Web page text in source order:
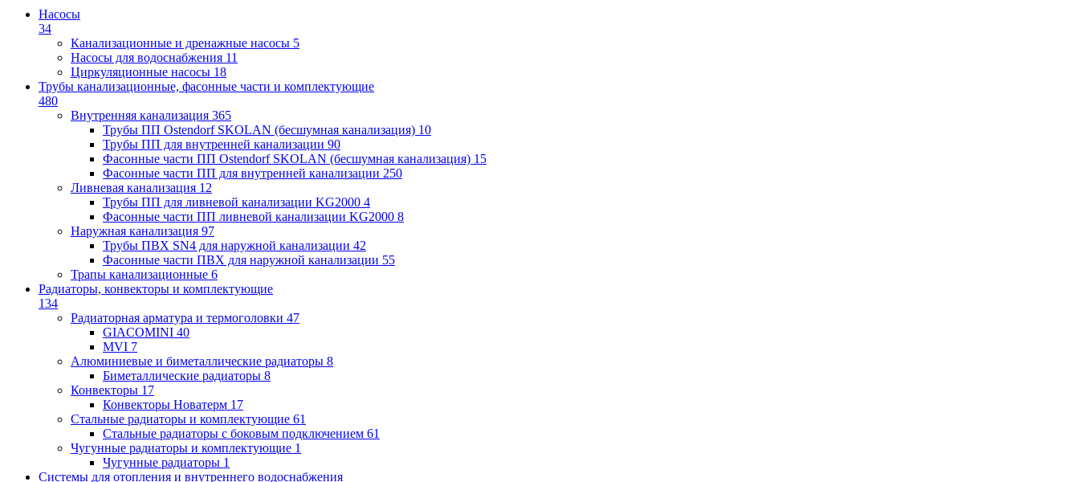
Насосы
34
Канализационные и дренажные насосы 5
Насосы для водоснабжения 11
Циркуляционные насосы 18
Трубы канализационные, фасонные части и комплектующие
480
Внутренняя канализация 365
Трубы ПП Ostendorf SKOLAN (бесшумная канализация) 10
Трубы ПП для внутренней канализации 90
Фасонные части ПП Ostendorf SKOLAN (бесшумная канализация) 15
Фасонные части ПП для внутренней канализации 250
Ливневая канализация 12
Трубы ПП для ливневой канализации KG2000 4
Фасонные части ПП ливневой канализации KG2000 8
Наружная канализация 97
Трубы ПВХ SN4 для наружной канализации 42
Фасонные части ПВХ для наружной канализации 55
Трапы канализационные 6
Радиаторы, конвекторы и комплектующие
134
Радиаторная арматура и термоголовки 47
GIACOMINI 40
MVI 7
Алюминиевые и биметаллические радиаторы 8
Биметаллические радиаторы 8
Конвекторы 17
Конвекторы Новатерм 17
Стальные радиаторы и комплектующие 61
Стальные радиаторы с боковым подключением 61
Чугунные радиаторы и комплектующие 1
Чугунные радиаторы 1
Системы для отопления и внутреннего водоснабжения